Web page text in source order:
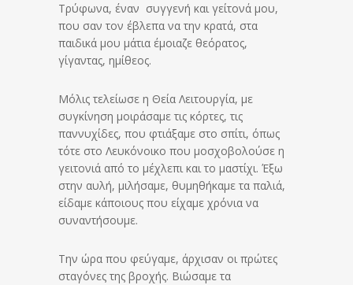
Τρύφωνα, έναν συγγενή και γείτονά μου,
που σαν τον έβλεπα να την κρατά, στα
παιδικά μου μάτια έμοιαζε θεόρατος,
γίγαντας, ημίθεος.
Μόλις τελείωσε η Θεία Λειτουργία, με
συγκίνηση μοιράσαμε τις κόρτες, τις
παννυχίδες, που φτιάξαμε στο σπίτι, όπως
τότε στο Λευκόνοικο που μοσχοβολούσε η
γειτονιά από το μέχλεπι και το μαστίχι. Έξω
στην αυλή, μιλήσαμε, θυμηθήκαμε τα παλιά,
είδαμε κάποιους που είχαμε χρόνια να
συναντήσουμε.
Την ώρα που φεύγαμε, άρχισαν οι πρώτες
σταγόνες της βροχής. Βιώσαμε τα